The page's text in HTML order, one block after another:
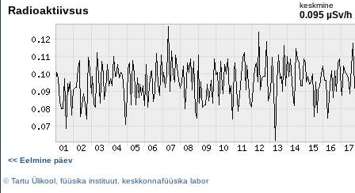
Radioaktiivsus keskmine
0.095 µSv/h
<< Eelmine päev
©Tartu Ülikool füüsika instituut keskkonnafüüsika labor